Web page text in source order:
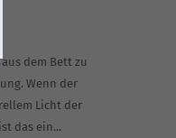
dem Bett zu
Wenn der
Licht der
das ein...